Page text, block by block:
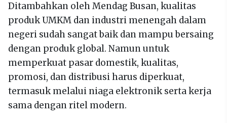
Ditambahkan oleh Mendag Busan, kualitas
produk UMKM dan industri menengah dalam
negeri sudah sangat baik dan mampu bersaing
dengan produk global. Namun untuk
memperkuat pasar domestik, kualitas,
promosi, dan distribusi harus diperkuat,
termasuk melalui niaga elektronik serta kerja
sama dengan ritel modern.